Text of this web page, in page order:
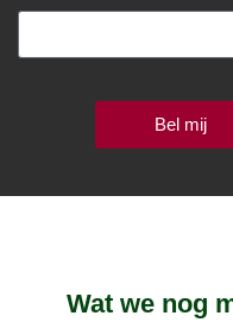
Bel mij
Wat we nog